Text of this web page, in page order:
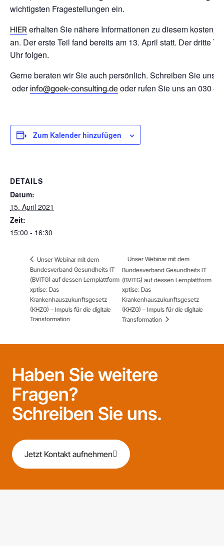
wichtigsten Fragestellungen ein.
HIER erhalten Sie nähere Informationen zu diesem
an. Der erste Teil fand bereits am 13. April statt. Der dritte
Uhr folgen.
Gerne beraten wir Sie auch persönlich. Schreiben Sie uns
oderinfo@goek-consulting.de oder rufen Sie uns an 030 –
Zum Kalender hinzufügen
DETAILS
Datum:
15. April 2021
Zeit:
15:00 - 16:30
Unser Webinar mit dem
Bundesverband Gesundheits IT
(BVITG) auf dessen Lernplattform
xptise: Das
Krankenhauszukunftsgesetz
(KHZG) – Impuls für die digitale
Transformation
Unser Webinar mit dem
Bundesverband Gesundheits IT
(BVITG) auf dessen Lernplattform
xptise: Das
Krankenhauszukunftsgesetz
(KHZG) – Impuls für die digitale
Transformation
Haben Sie weitere
Fragen?
Schreiben Sie uns.
Jetzt Kontakt aufnehmen